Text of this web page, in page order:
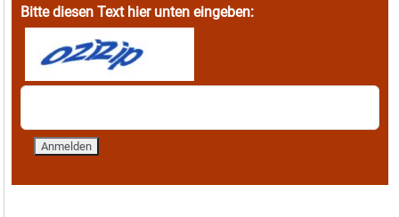
Bitte diesen Text hier unten eingeben: